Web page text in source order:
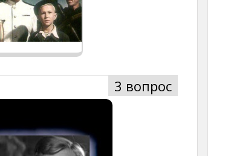
3 вопрос